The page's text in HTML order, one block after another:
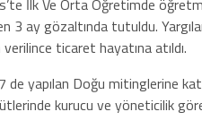
İlk Ve Orta Öğretimde
3 ay gözaltında tutuldu.
ticaret hayatına atıldı.
yapılan Doğu mitinglerine
kurucu ve yöneticilik